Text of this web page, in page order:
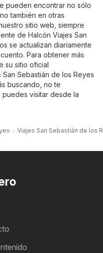
pueden encontrar no sólo
también en otras
sitio web, siempre
de Halcón Viajes San
se actualizan diariamente
Para obtener más
su sitio oficial
San Sebastián de los Reyes
buscando, no te
visitar desde la
Viajes San Sebastián de los